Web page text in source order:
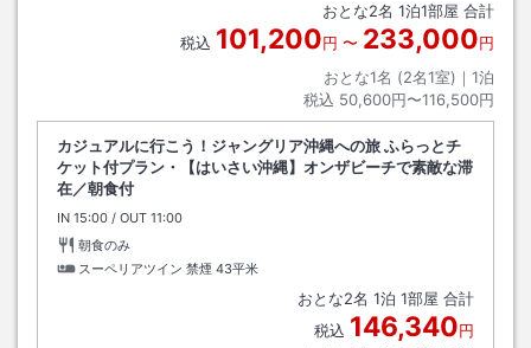
おとな2名 1泊1部屋 合計
税込 101,200円 〜 233,000円
おとな1名 (2名1室)｜ 1泊
税込 50,600円〜116,500円
カジュアルに行こう！ジャングリア沖縄への旅 ふらっとチ
ケット付プラン・【はいさい沖縄】オンザビーチで素敵な滞
在／朝食付
IN チェックイン
15:00 / OUT チェックアウト
11:00
朝食のみ
スーペリアツイン 禁煙 43平米
おとな2名 1泊 1部屋 合計
税込 146,340円